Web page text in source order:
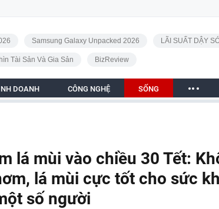
Samsung Galaxy Unpacked 2026 LÃI SUẤT DẬY
Tài Sản Và Gia Sản BizReview
DOANH CÔNG NGHỆ SỐNG
lá mùi vào chiều 30 Tết:
lá mùi cực tốt cho sức
số người